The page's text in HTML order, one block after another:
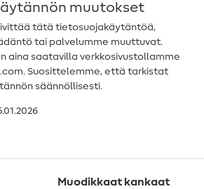
muutokset
tätä tietosuojakäytäntöä,
tai palvelumme muuttuvat.
aina saatavilla verkkosivustollamme
Suosittelemme, että tarkistat
säännöllisesti.
Muodikkaat kankaat